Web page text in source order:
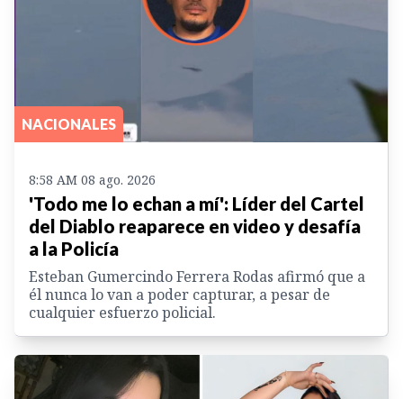
NACIONALES
8:58 AM 08 ago. 2026
'Todo me lo echan a mí': Líder del Cartel
del Diablo reaparece en video y desafía
a la Policía
Esteban Gumercindo Ferrera Rodas afirmó que a
él nunca lo van a poder capturar, a pesar de
cualquier esfuerzo policial.